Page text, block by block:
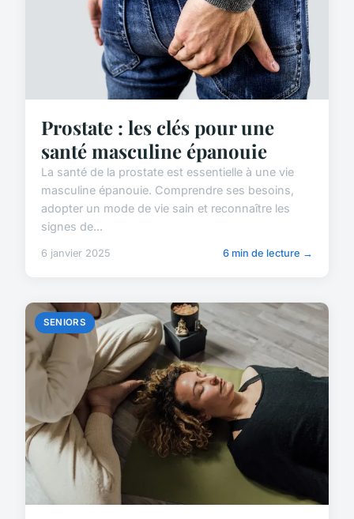
Prostate : les clés pour une
santé masculine épanouie
La santé de la prostate est essentielle à une vie
masculine épanouie. Comprendre ses besoins,
adopter un mode de vie sain et reconnaître les
signes de...
6 janvier 2025 6 min de lecture →
SENIORS